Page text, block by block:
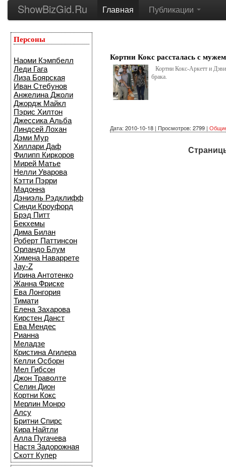
ShowBizGid.Ru Главная Публикации
Персоны
Наоми Кэмпбелл
Леди Гага
Лиза Боярская
Иван Стебунов
Анжелина Джоли
Джордж Майкл
Пэрис Хилтон
Джессика Альба
Линдсей Лохан
Дэми Мур
Хиллари Даф
Филипп Киркоров
Мирей Матье
Нелли Уварова
Кэтти Пэрри
Мадонна
Дэниэль Рэдклифф
Синди Кроуфорд
Брэд Питт
Бекхемы
Дима Билан
Роберт Паттинсон
Орландо Блум
Химена Наваррете
Jay-Z
Ирина Антотенко
Жанна Фриске
Ева Лонгория
Тимати
Елена Захарова
Кирстен Данст
Ева Мендес
Рианна
Меладзе
Кристина Агилера
Келли Осборн
Мел Гибсон
Джон Траволте
Селин Дион
Кортни Кокс
Мерлин Монро
Алсу
Бритни Спирс
Кира Найтли
Алла Пугачева
Настя Задорожная
Скотт Купер
Кортни Кокс рассталась с мужем
Кортни Кокс-Аркетт и
брака.
Дата: 2010-10-18 | Просмотров: 2799 |